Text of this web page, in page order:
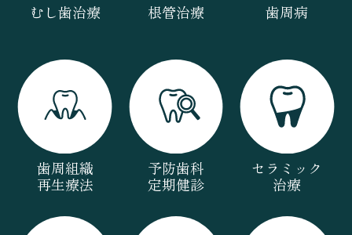
むし歯治療 根管治療 歯周病
歯周組織
再生療法
予防歯科
定期健診
セラミック
治療